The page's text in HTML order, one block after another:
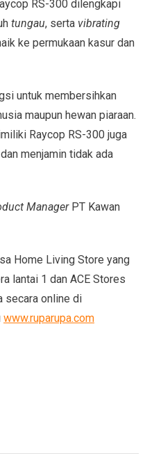
RS-300 dilengkapi
tungau, serta vibrating
ke permukaan kasur dan
untuk membersihkan
maupun hewan piaraan.
Raycop RS-300 juga
menjamin tidak ada
ManagerPT Kawan
Home Living Store yang
lantai 1 dan ACE Stores
secara online di
www.ruparupa.com